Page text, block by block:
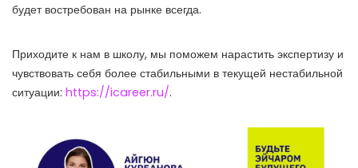
будет востребован на рынке всегда.
Приходите к нам в школу, мы поможем нарастить экспертизу и
чувствовать себя более стабильными в текущей нестабильной
ситуации: https://icareer.ru/.